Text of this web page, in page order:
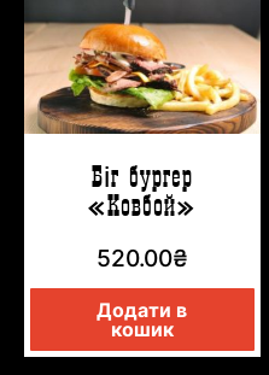
Біг бургер
«Ковбой»
520.00₴
Додати в
кошик